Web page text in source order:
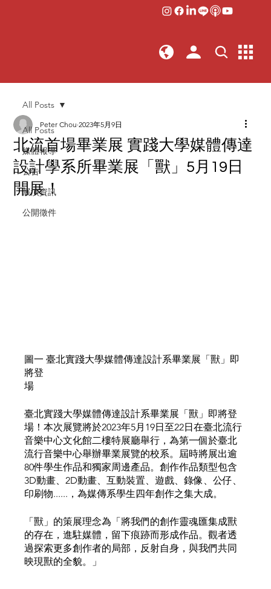
All Posts
媒體報導
公告
展演資訊
公開徵件
All Posts
北流首場畢業展 實踐大學媒體傳達
設計學系所畢業展「獸」5月19日
開展！
Peter Chou 2023年5月9日
圖一 臺北實踐大學媒體傳達設計系畢業展「獸」即
將登
場
臺北實踐大學媒體傳達設計系畢業展「獸」即將登
場！本次展覽將於2023年5月19日至22日在臺北流行
音樂中心文化館二樓特展廳舉行，為第一個於臺北
流行音樂中心舉辦畢業展覽的校系。屆時將展出逾
80件學生作品和獨家周邊產品。創作作品類型包含
3D動畫、2D動畫、互動裝置、遊戲、錄像、公仔、
印刷物......，為媒傳系學生四年創作之集大成。
「獸」的策展理念為「將我們的創作靈魂匯集成獸
的存在，進駐媒體，留下痕跡而形成作品。觀者透
過探索更多創作者的局部，反射自身，與我們共同
映現獸的全貌。」